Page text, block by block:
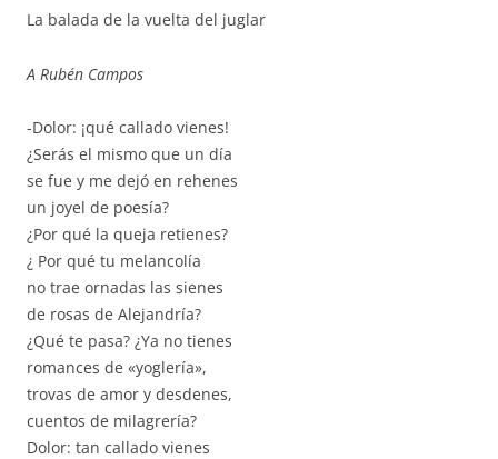
La balada de la vuelta del juglar
A Rubén Campos
-Dolor: ¡qué callado vienes!
¿Serás el mismo que un día
se fue y me dejó en rehenes
un joyel de poesía?
¿Por qué la queja retienes?
¿ Por qué tu melancolía
no trae ornadas las sienes
de rosas de Alejandría?
¿Qué te pasa? ¿Ya no tienes
romances de «yoglería»,
trovas de amor y desdenes,
cuentos de milagrería?
Dolor: tan callado vienes